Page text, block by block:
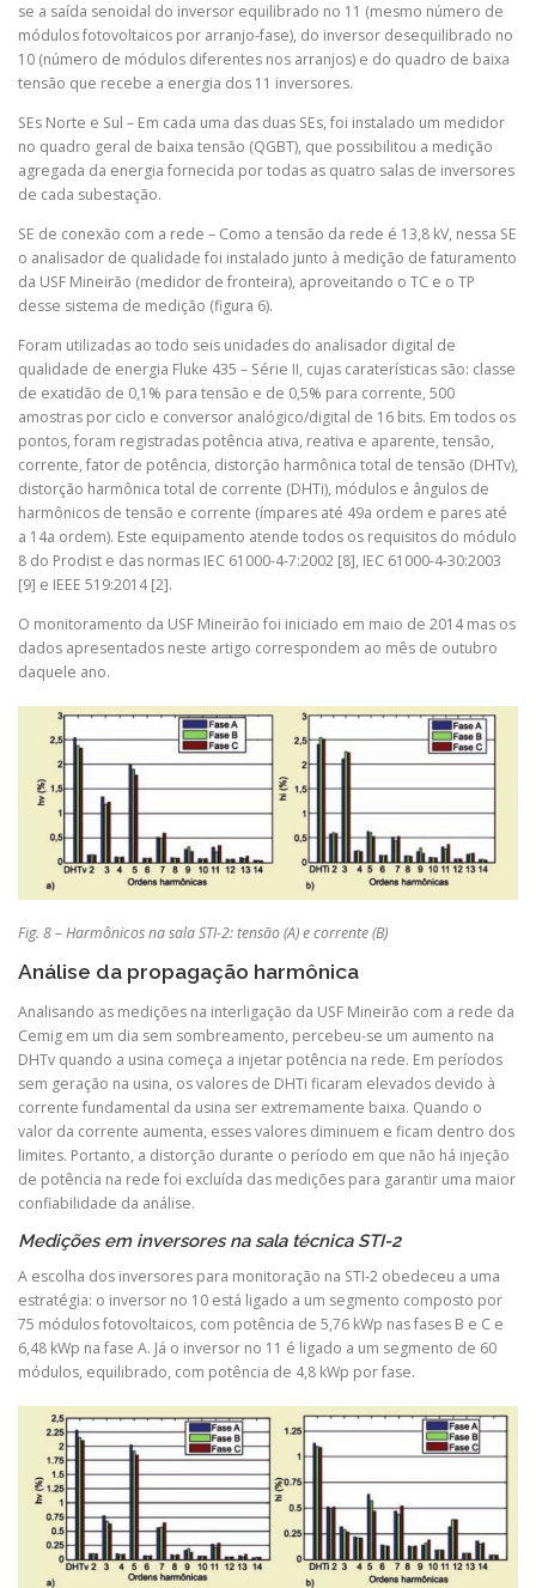
se a saída senoidal do inversor equilibrado no 11 (mesmo número de
módulos fotovoltaicos por arranjo-fase), do inversor desequilibrado no
10 (número de módulos diferentes nos arranjos) e do quadro de baixa
tensão que recebe a energia dos 11 inversores.
SEs Norte e Sul – Em cada uma das duas SEs, foi instalado um medidor
no quadro geral de baixa tensão (QGBT), que possibilitou a medição
agregada da energia fornecida por todas as quatro salas de inversores
de cada subestação.
SE de conexão com a rede – Como a tensão da rede é 13,8 kV, nessa SE
o analisador de qualidade foi instalado junto à medição de faturamento
da USF Mineirão (medidor de fronteira), aproveitando o TC e o TP
desse sistema de medição (figura 6).
Foram utilizadas ao todo seis unidades do analisador digital de
qualidade de energia Fluke 435 – Série II, cujas caraterísticas são: classe
de exatidão de 0,1% para tensão e de 0,5% para corrente, 500
amostras por ciclo e conversor analógico/digital de 16 bits. Em todos os
pontos, foram registradas potência ativa, reativa e aparente, tensão,
corrente, fator de potência, distorção harmônica total de tensão (DHTv),
distorção harmônica total de corrente (DHTi), módulos e ângulos de
harmônicos de tensão e corrente (ímpares até 49a ordem e pares até
a 14a ordem). Este equipamento atende todos os requisitos do módulo
8 do Prodist e das normas IEC 61000-4-7:2002 [8], IEC 61000-4-30:2003
[9] e IEEE 519:2014 [2].
O monitoramento da USF Mineirão foi iniciado em maio de 2014 mas os
dados apresentados neste artigo correspondem ao mês de outubro
daquele ano.
Fig. 8 – Harmônicos na sala STI-2: tensão (A) e corrente (B)
Análise da propagação harmônica
Analisando as medições na interligação da USF Mineirão com a rede da
Cemig em um dia sem sombreamento, percebeu-se um aumento na
DHTv quando a usina começa a injetar potência na rede. Em períodos
sem geração na usina, os valores de DHTi ficaram elevados devido à
corrente fundamental da usina ser extremamente baixa. Quando o
valor da corrente aumenta, esses valores diminuem e ficam dentro dos
limites. Portanto, a distorção durante o período em que não há injeção
de potência na rede foi excluída das medições para garantir uma maior
confiabilidade da análise.
Medições em inversores na sala técnica STI-2
A escolha dos inversores para monitoração na STI-2 obedeceu a uma
estratégia: o inversor no 10 está ligado a um segmento composto por
75 módulos fotovoltaicos, com potência de 5,76 kWp nas fases B e C e
6,48 kWp na fase A. Já o inversor no 11 é ligado a um segmento de 60
módulos, equilibrado, com potência de 4,8 kWp por fase.